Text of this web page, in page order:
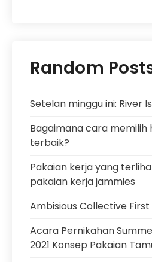
Random
Setelan minggu ini: River
Bagaimana cara memilih
terbaik?
Pakaian kerja yang
pakaian kerja jammies
Ambisious Collective First
Acara Pernikahan
2021 Konsep Pakaian